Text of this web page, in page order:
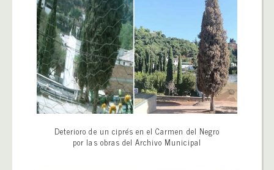
Deterioro de un ciprés en el Carmen del Negro
por las obras del Archivo Municipal